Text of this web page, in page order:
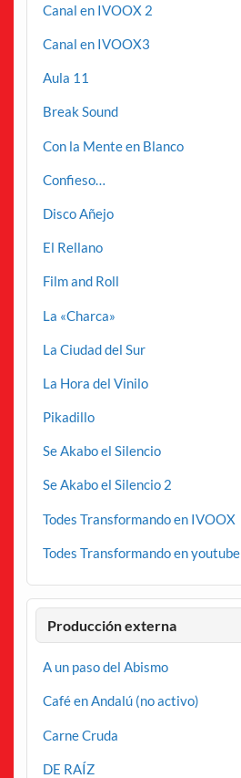
Canal en IVOOX 2
Canal en IVOOX3
Aula 11
Break Sound
Con la Mente en Blanco
Confieso…
Disco Añejo
El Rellano
Film and Roll
La «Charca»
La Ciudad del Sur
La Hora del Vinilo
Pikadillo
Se Akabo el Silencio
Se Akabo el Silencio 2
Todes Transformando en IVOOX
Todes Transformando en youtube
Producción externa
A un paso del Abismo
Café en Andalú (no activo)
Carne Cruda
DE RAÍZ